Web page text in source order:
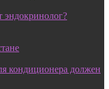
эндокринолог?
кондиционера должен